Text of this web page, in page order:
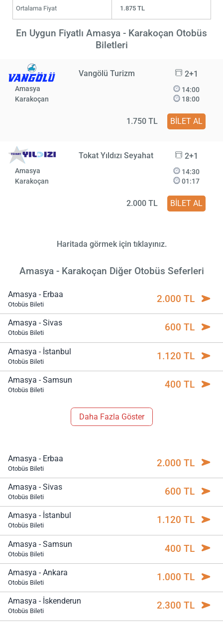
Ortalama Fiyat 1.875 TL
En Uygun Fiyatlı Amasya - Karakoçan Otobüs
Biletleri
Vangölü Turizm 2+1
Amasya
Karakoçan
14:00
18:00
1.750 TL BİLET AL
Tokat Yıldızı Seyahat 2+1
Amasya
Karakoçan
14:30
01:17
2.000 TL BİLET AL
Haritada görmek için tıklayınız.
Amasya - Karakoçan Diğer Otobüs Seferleri
Amasya - Erbaa
Otobüs Bileti 2.000 TL
Amasya - Sivas
Otobüs Bileti 600 TL
Amasya - İstanbul
Otobüs Bileti 1.120 TL
Amasya - Samsun
Otobüs Bileti 400 TL
Daha Fazla Göster
Amasya - Erbaa
Otobüs Bileti 2.000 TL
Amasya - Sivas
Otobüs Bileti 600 TL
Amasya - İstanbul
Otobüs Bileti 1.120 TL
Amasya - Samsun
Otobüs Bileti 400 TL
Amasya - Ankara
Otobüs Bileti 1.000 TL
Amasya - İskenderun
Otobüs Bileti 2.300 TL